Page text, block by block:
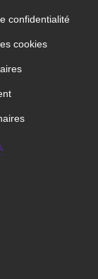
confidentialité
cookies